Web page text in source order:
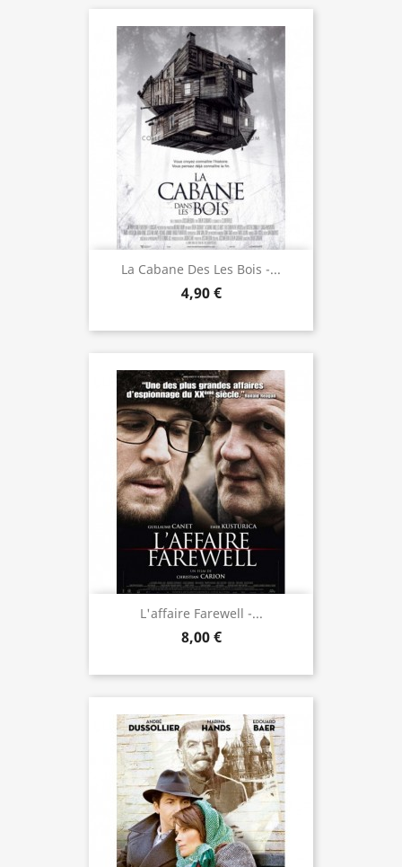
La Cabane Des Les Bois -...
4,90 €
L'affaire Farewell -...
8,00 €